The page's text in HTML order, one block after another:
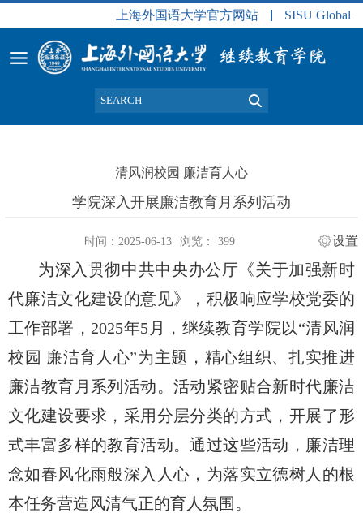
上海外国语大学官方网站 SISU Global
清风润校园 廉洁育人心
学院深入开展廉洁教育月系列活动
时间：2025-06-13 浏览： 399 设置
为深入贯彻中共中央办公厅《关于加强新时
代廉洁文化建设的意见》，积极响应学校党委的
工作部署， 2025年5 月，继续教育学院以“清风润
校园 廉洁育人心”为主题，精心组织、扎实推进
廉洁教育月系列活动。活动紧密贴合新时代廉洁
文化建设要求，采用分层分类的方式，开展了形
式丰富多样的教育活动。通过这些活动，廉洁理
念如春风化雨般深入人心，为落实立德树人的根
本任务营造风清气正的育人氛围。